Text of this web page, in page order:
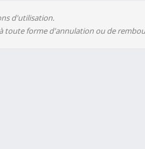
d'utilisation.
toute forme d'annulation ou de